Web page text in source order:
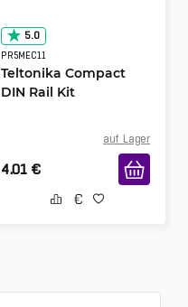
5.0
PR5MEC11
Teltonika Compact
DIN Rail Kit
auf Lager
4.01 €